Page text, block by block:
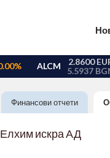
Финансови отчети
Елхим искра АД